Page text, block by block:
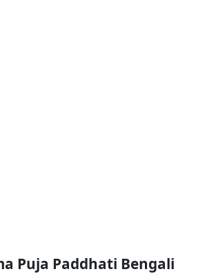
Puja Paddhati Bengali